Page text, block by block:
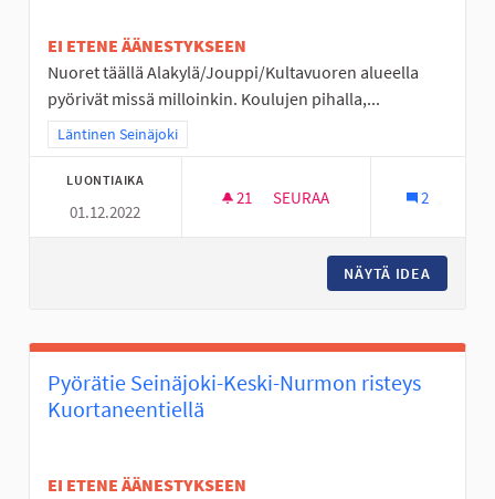
EI ETENE ÄÄNESTYKSEEN
Nuoret täällä Alakylä/Jouppi/Kultavuoren alueella
pyörivät missä milloinkin. Koulujen pihalla,...
Rajaa tulokset teeman mukaan: Läntinen Seinäjoki
Läntinen Seinäjoki
LUONTIAIKA
01.12.2022
21 21 SEURAAJAA
SEURAA 2
NÄYTÄ IDEA
Pyörätie Seinäjoki-Keski-Nurmon risteys
Kuortaneentiellä
EI ETENE ÄÄNESTYKSEEN